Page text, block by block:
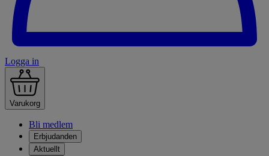
Logga in
Varukorg
Bli medlem
Erbjudanden
Aktuellt